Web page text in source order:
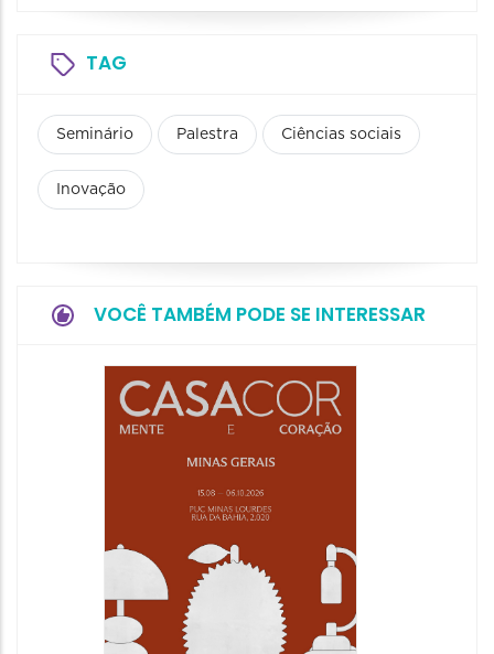
TAG
Seminário Palestra Ciências sociais
Inovação
VOCÊ TAMBÉM PODE SE INTERESSAR